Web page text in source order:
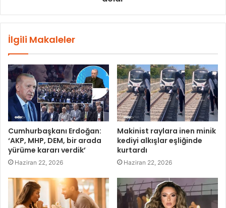
İlgili Makaleler
Cumhurbaşkanı Erdoğan:
‘AKP, MHP, DEM, bir arada
yürüme kararı verdik’
Haziran 22, 2026
Makinist raylara inen minik
kediyi alkışlar eşliğinde
kurtardı
Haziran 22, 2026